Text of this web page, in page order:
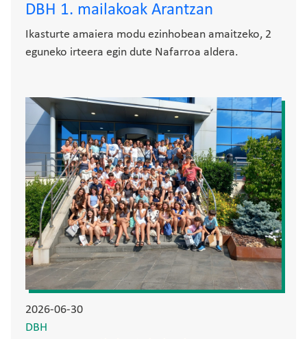
DBH 1. mailakoak Arantzan
Ikasturte amaiera modu ezinhobean amaitzeko, 2
eguneko irteera egin dute Nafarroa aldera.
Irudia
2026-06-30
DBH